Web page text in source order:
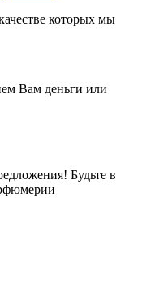
которых мы
Вам деньги или
Будьте в